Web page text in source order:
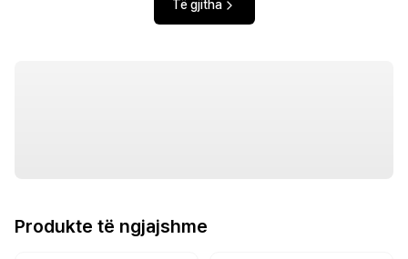
Të gjitha
Produkte të ngjajshme